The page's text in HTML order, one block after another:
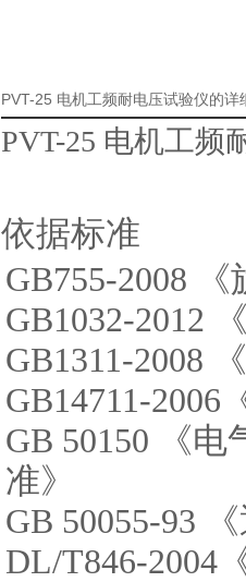
PVT-25 电机工频耐电压试验仪的详
PVT-25 电机工频
依据标准
GB755-2008
GB1032-2012
GB1311-2008
GB14711-
GB 50150 《
准》
GB 50055-93
DL/T846-2004